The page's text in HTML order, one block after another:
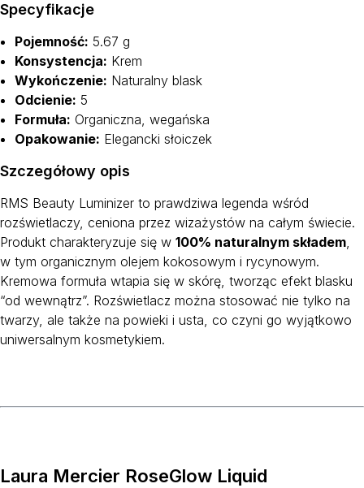
Specyfikacje
Pojemność: 5.67 g
Konsystencja: Krem
Wykończenie: Naturalny blask
Odcienie: 5
Formuła: Organiczna, wegańska
Opakowanie: Elegancki słoiczek
Szczegółowy opis
RMS Beauty Luminizer to prawdziwa legenda wśród
rozświetlaczy, ceniona przez wizażystów na całym świecie.
Produkt charakteryzuje się w 100% naturalnym składem,
w tym organicznym olejem kokosowym i rycynowym.
Kremowa formuła wtapia się w skórę, tworząc efekt blasku
“od wewnątrz”. Rozświetlacz można stosować nie tylko na
twarzy, ale także na powieki i usta, co czyni go wyjątkowo
uniwersalnym kosmetykiem.
Laura Mercier RoseGlow Liquid